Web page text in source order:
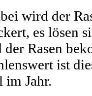
wird der
es lösen
der Rasen
ist
im Jahr.